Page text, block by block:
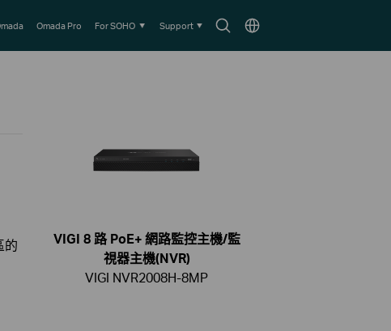
SearchChoose
Omada Pro For SOHO Support
的
VIGI 8 路 PoE+ 網路監控主機/監
視器主機(NVR)
VIGI NVR2008H-8MP